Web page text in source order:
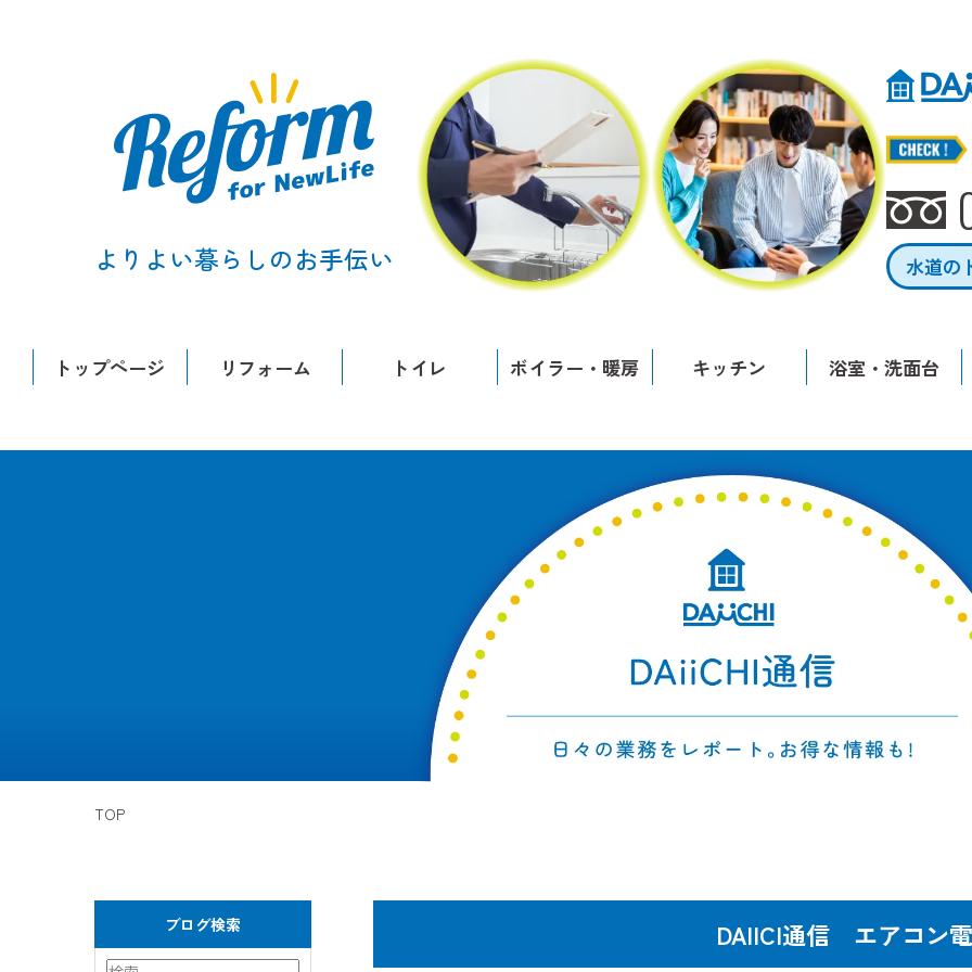
よりよい暮らしのお手伝い 水道の
トップページ リフォーム トイレ ボイラー・暖房 キッチン 浴室・洗面台
TOP
ブログ検索 DAIICI通信 エアコン